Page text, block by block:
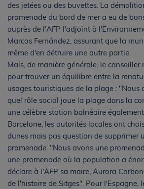
des jetées ou des buvettes. La
promenade du bord de mer a eu de
auprès de l'AFP l'adjoint à
Marcos Fernández, assurant que la
même d'en détruire une autre partie.
Mais, de manière générale, le
pour trouver un équilibre entre la
usages touristiques de la plage : "Nous
quel rôle social joue la plage dans la
une célèbre station balnéaire
Barcelone, les autorités locales ont
dunes mais pas question de supprimer
promenade. "Nous avons une
une promenade où la population a
déclare à l'AFP sa maire, Aurora
de l'histoire de Sitges". Pour l'Espagne,